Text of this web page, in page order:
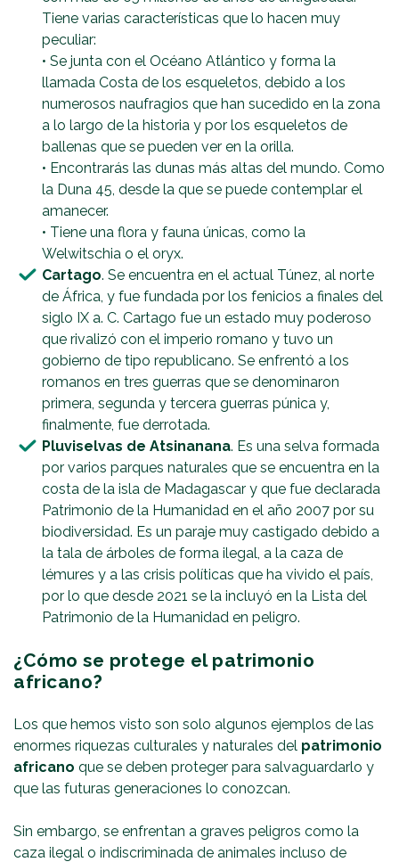
Tiene varias características que lo hacen muy
peculiar:
• Se junta con el Océano Atlántico y forma la
llamada Costa de los esqueletos, debido a los
numerosos naufragios que han sucedido en la zona
a lo largo de la historia y por los esqueletos de
ballenas que se pueden ver en la orilla.
• Encontrarás las dunas más altas del mundo. Como
la Duna 45, desde la que se puede contemplar el
amanecer.
• Tiene una flora y fauna únicas, como la
Welwitschia o el oryx.
Cartago. Se encuentra en el actual Túnez, al norte
de África, y fue fundada por los fenicios a finales del
siglo IX a. C. Cartago fue un estado muy poderoso
que rivalizó con el imperio romano y tuvo un
gobierno de tipo republicano. Se enfrentó a los
romanos en tres guerras que se denominaron
primera, segunda y tercera guerras púnica y,
finalmente, fue derrotada.
Pluviselvas de Atsinanana. Es una selva formada
por varios parques naturales que se encuentra en la
costa de la isla de Madagascar y que fue declarada
Patrimonio de la Humanidad en el año 2007 por su
biodiversidad. Es un paraje muy castigado debido a
la tala de árboles de forma ilegal, a la caza de
lémures y a las crisis políticas que ha vivido el país,
por lo que desde 2021 se la incluyó en la Lista del
Patrimonio de la Humanidad en peligro.
¿Cómo se protege el patrimonio
africano?
Los que hemos visto son solo algunos ejemplos de las
enormes riquezas culturales y naturales del patrimonio
africano que se deben proteger para salvaguardarlo y
que las futuras generaciones lo conozcan.
Sin embargo, se enfrentan a graves peligros como la
caza ilegal o indiscriminada de animales incluso de